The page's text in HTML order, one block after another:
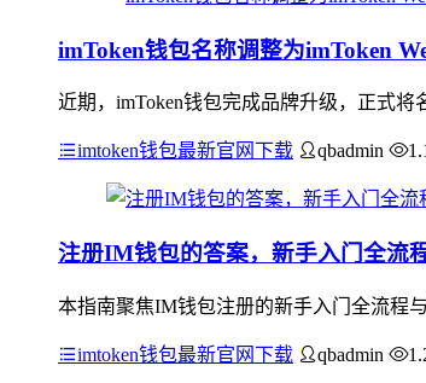
imToken钱包名称调整为imToken
近期，imToken钱包完成品牌升级，正式将
imtoken钱包最新官网下载 qbadmin
注册IM钱包的答案，新手入门全流
本指南聚焦IM钱包注册的新手入门全流程
imtoken钱包最新官网下载 qbadmin